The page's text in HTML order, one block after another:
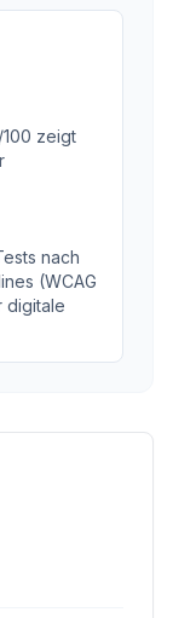
/100 zeigt
nach
(WCAG
digitale